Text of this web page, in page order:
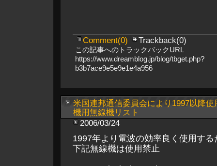
Comment(0) Trackback(0)
この記事へのトラックバックURL
https://www.dreamblog.jp/blog/tbget.php?
b3b7ace9e5e9e1e4a956
米国連邦通信委員会により1997以降
機用無線機リスト
2006/03/24
1997年より電波の効率良く使用する
下記無線機は使用禁止